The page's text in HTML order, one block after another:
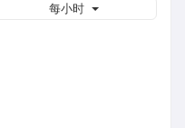
每小时